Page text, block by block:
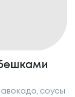
соусы